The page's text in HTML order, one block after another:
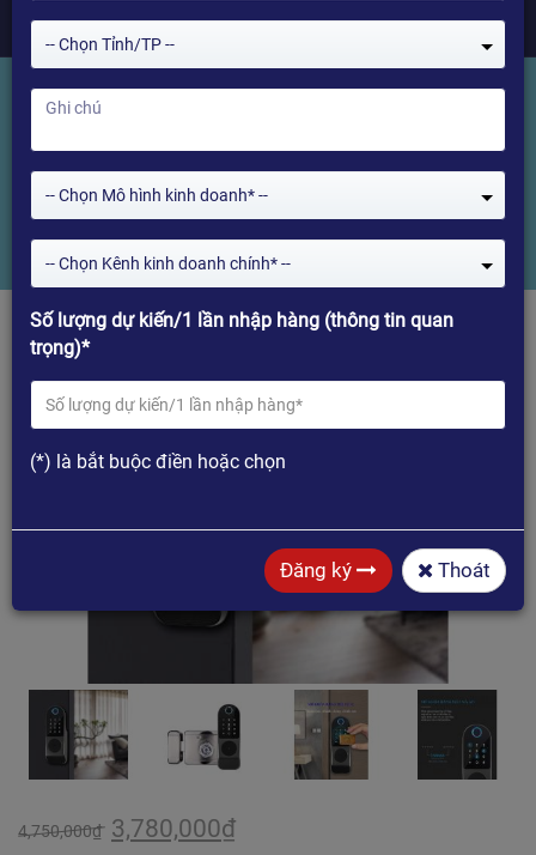
Khóa Cổng Vân Tay Thẻ Từ
Himedia G2 - Pro.
Home Khóa Cổng Vân Tay Thẻ Từ Himedia G2 - Pro.
4,750,000₫ 3,780,000₫
-- Chọn Tỉnh/TP --
-- Chọn Mô hình kinh doanh* --
-- Chọn Kênh kinh doanh chính* --
Số lượng dự kiến/1 lần nhập hàng (thông tin quan
trọng)*
(*) là bắt buộc điền hoặc chọn
Đăng ký Thoát